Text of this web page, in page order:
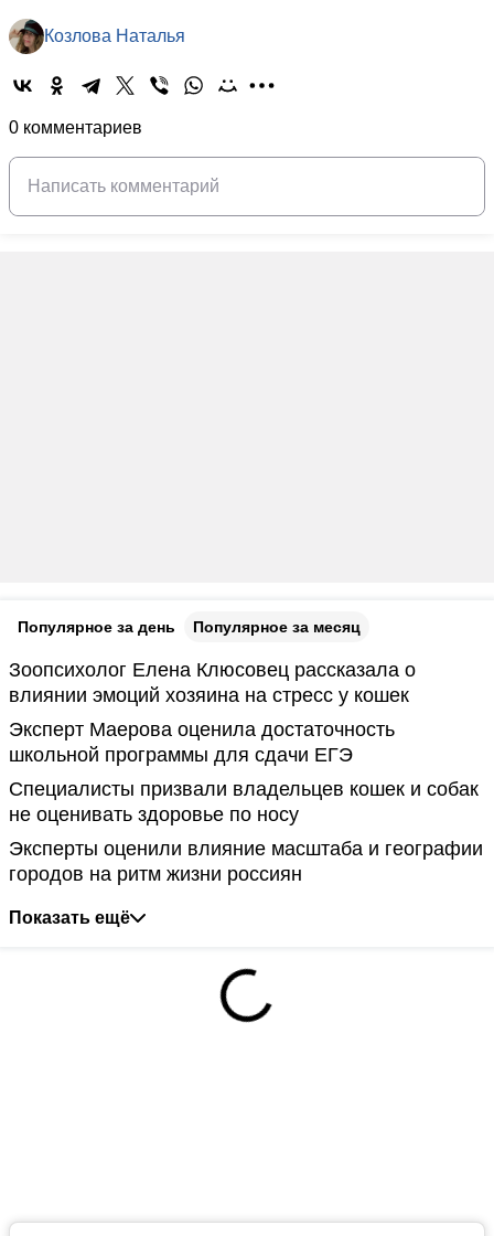
Козлова Наталья
0 комментариев
Популярное за день Популярное за месяц
Зоопсихолог Елена Клюсовец рассказала о
влиянии эмоций хозяина на стресс у кошек
Эксперт Маерова оценила достаточность
школьной программы для сдачи ЕГЭ
Специалисты призвали владельцев кошек и собак
не оценивать здоровье по носу
Эксперты оценили влияние масштаба и географии
городов на ритм жизни россиян
Показать ещё